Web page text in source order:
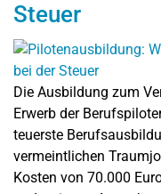
Steuer
Die Ausbildung zum
Erwerb der
teuerste
vermeintlichen
Kosten von 70.000